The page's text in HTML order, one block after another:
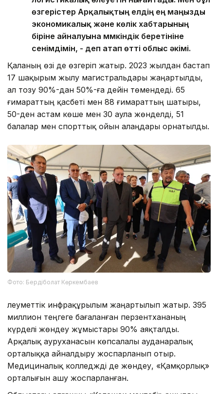
өзгерістер Арқалықтың елдің ең маңызды
экономикалық және көлік хабтарының
біріне айналуына мүмкіндік беретініне
сенімдімін, - деп атап өтті облыс әкімі.
Қаланың өзі де өзгеріп жатыр. 2023 жылдан бастап
17 шақырым жылу магистральдары жаңартылды,
ал тозу 90%-дан 50%-ға дейін төмендеді. 65
ғимараттың қасбеті мен 88 ғимараттың шатыры,
50-ден астам көше мен 30 аула жөнделді, 51
балалар мен спорттық ойын алаңдары орнатылды.
Фото: Бердіболат Көркембаев
Әлеуметтік инфрақұрылым жаңартылып жатыр. 395
миллион теңгеге бағаланған перзентхананың
күрделі жөндеу жұмыстары 90% аяқталды.
Арқалық ауруханасын көпсалалы ауданаралық
орталыққа айналдыру жоспарланып отыр.
Медициналық колледжді де жөндеу, «Қамқорлық»
орталығын ашу жоспарланған.